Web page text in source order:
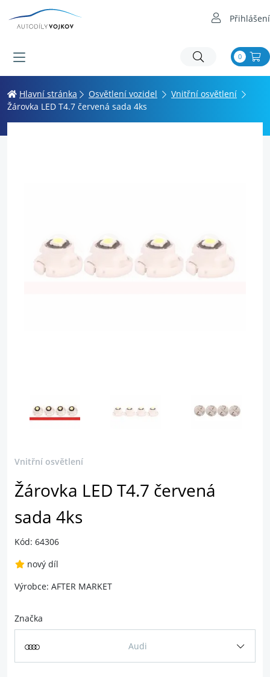
Přihlášení
0
Hlavní stránka Osvětlení vozidel
Vnitřní osvětlení
Žárovka LED T4.7 červená sada 4ks
Vnitřní osvětlení
Žárovka LED T4.7 červená
sada 4ks
Kód: 64306
nový díl
Výrobce: AFTER MARKET
Značka
Audi